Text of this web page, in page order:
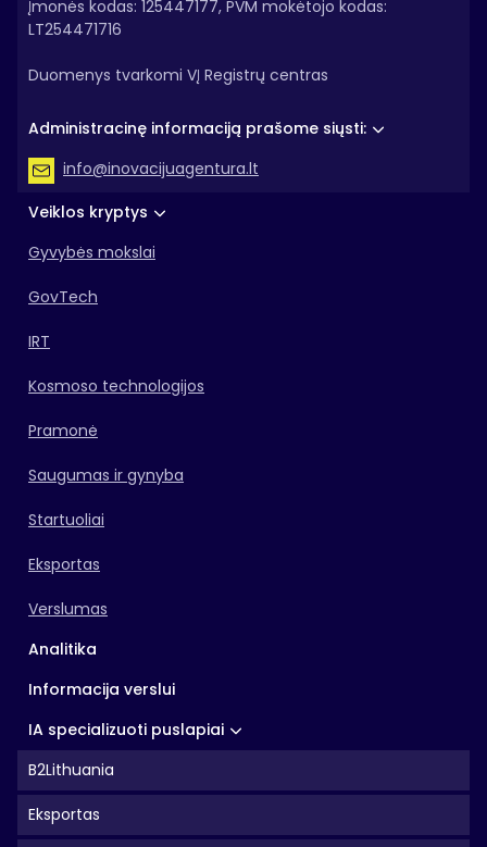
Veiklos kryptys
Gyvybės mokslai
GovTech
IRT
Kosmoso technologijos
Pramonė
Saugumas ir gynyba
Startuoliai
Eksportas
Verslumas
Analitika
Informacija verslui
IA specializuoti puslapiai
B2Lithuania
Eksportas
Įmonės kodas: 125447177, PVM mokėtojo kodas:
LT254471716
Duomenys tvarkomi VĮ Registrų centras
Administracinę informaciją prašome siųsti:
info@inovacijuagentura.lt